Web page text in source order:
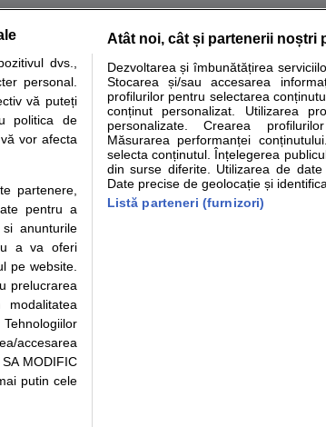
Specialitati medicale
despre sanatate disponibile pe sfatulmedicului.ro au scop
Va sfatuim, ca pe langa informatia primita pe
la medic Clickmed.
Drepturile consumatorului
Protectia consumatorilor -
ANPC
Solutionarea Alternativa a
Litigiilor
Info consumator: 0800.080.999
Formulare europene - CNAS
Ministerul Sanatatii - ANMDM
Parteneri
Inscriere clinica
cu sediul in Bucuresti, Bulevardul Pierre de Coubertin,
dvs.,
personal.
vă puteți
politica de
vor afecta
partenere,
pentru a
anunturile
a va oferi
pe website.
prelucrarea
accesarea
MODIFIC
putin cele
Atât noi, cât și partenerii noștri
Dezvoltarea și îmbunătățirea
Stocarea și/sau accesarea
profilurilor pentru selectarea
conținut personalizat. Utilizarea
personalizate. Crearea
Măsurarea performanței
selecta conținutul. Înțelegerea
din surse diferite. Utilizarea de
Date precise de geolocație și
Listă parteneri (furnizori)